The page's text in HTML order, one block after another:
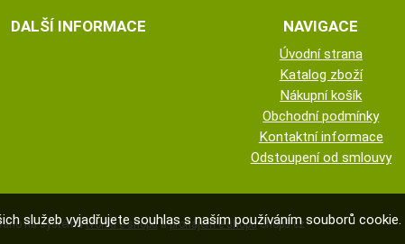
DALŠÍ INFORMACE NAVIGACE
Úvodní strana
Katalog zboží
Nákupní košík
Obchodní podmínky
Kontaktní informace
Odstoupení od smlouvy
na systémutvorba e-shopuapronájem e-shopuShop5.cz
služeb vyjadřujete souhlas s naším používáním souborů cookie.